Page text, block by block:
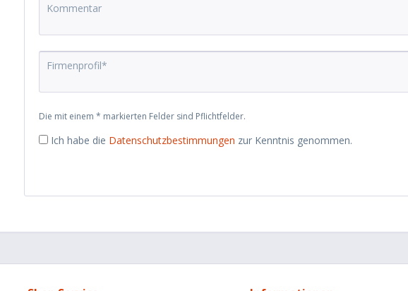
Die mit einem * markierten Felder sind Pflichtfelder.
Ich habe die Datenschutzbestimmungen zur Kenntnis genommen.